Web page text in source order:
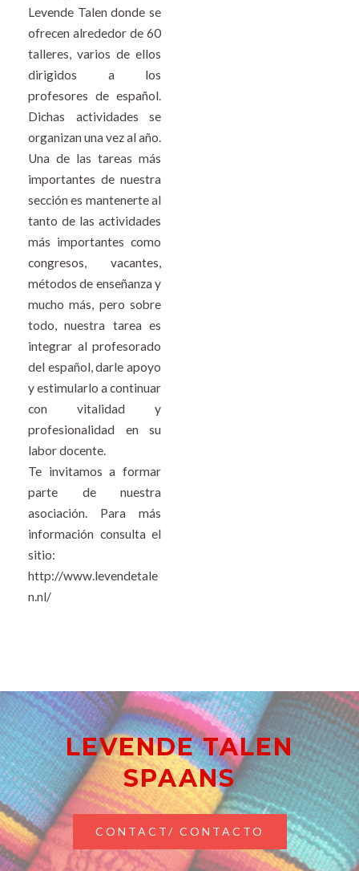
Levende Talen donde se
ofrecen alrededor de 60
talleres, varios de ellos
dirigidos a los
profesores de español.
Dichas actividades se
organizan una vez al año.
Una de las tareas más
importantes de nuestra
sección es mantenerte al
tanto de las actividades
más importantes como
congresos, vacantes,
métodos de enseñanza y
mucho más, pero sobre
todo, nuestra tarea es
integrar al profesorado
del español, darle apoyo
y estimularlo a continuar
con vitalidad y
profesionalidad en su
labor docente.
Te invitamos a formar
parte de nuestra
asociación. Para más
información consulta el
sitio:
http://www.levendetale
n.nl/
LEVENDE TALEN
SPAANS
CONTACT/ CONTACTO